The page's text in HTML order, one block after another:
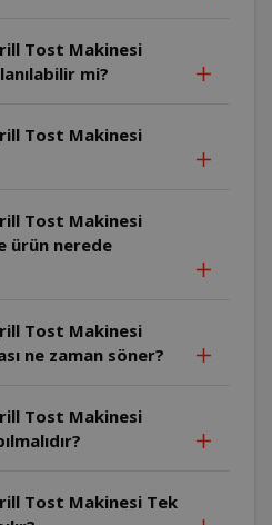
Tost Makinesi
mi?
Tost Makinesi
Tost Makinesi
ürün nerede
Tost Makinesi
ne zaman söner?
Tost Makinesi
Tost Makinesi Tek